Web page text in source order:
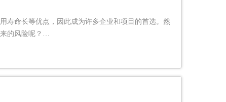
寿命长等优点，因此成为许多企业和项目的首选。然
来的风险呢？…